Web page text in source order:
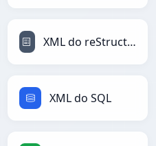
XML do reStructuredText
XML do SQL